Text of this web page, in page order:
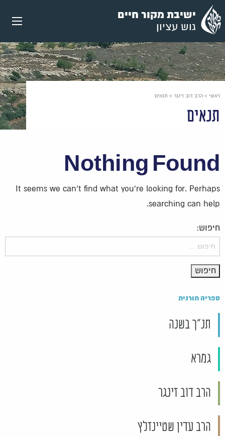
עבור
אל
תוכן
העמוד
ישיבת מקור חיים
גוש עציון
ראשי > הרב דוב זינגר > תנאים
תנאים
Nothing Found
It seems we can’t find what you’re looking for. Perhaps
searching can help.
חיפוש:
ספריה תורנית
תנ"ך בשנה
גמרא
הרב דוב זינגר
הרב עדין שטיינזלץ